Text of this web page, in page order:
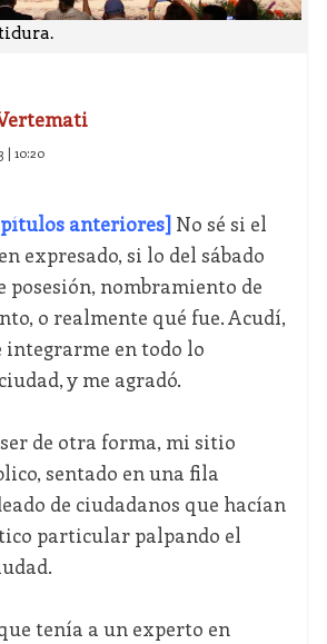
| 10:20
anteriores]No sé si el
expresado, si lo del sábado
posesión, nombramiento de
o realmente qué fue. Acudí,
integrarme en todo lo
y me agradó.
de otra forma, mi sitio
sentado en una fila
de ciudadanos que hacían
particular palpando el
tenía a un experto en